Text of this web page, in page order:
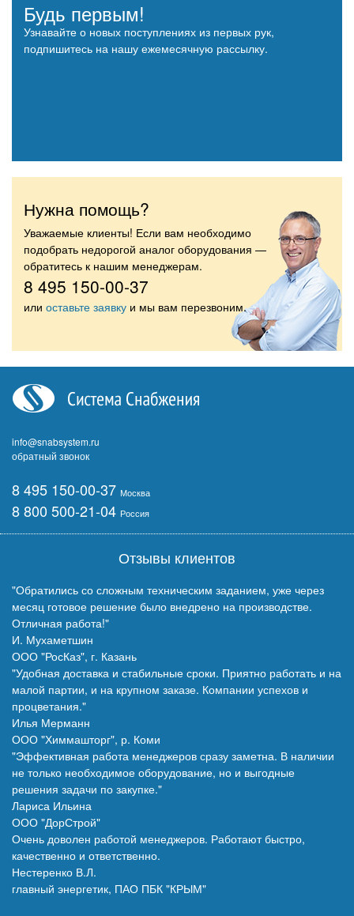
Будь первым!
Узнавайте о новых поступлениях из первых рук,
подпишитесь на нашу ежемесячную рассылку.
Нужна помощь?
Уважаемые клиенты! Если вам необходимо
подобрать недорогой аналог оборудования —
обратитесь к нашим менеджерам.
8 495 150-00-37
или оставьте заявку и мы вам перезвоним.
info@snabsystem.ru
обратный звонок
8 495 150-00-37 Москва
8 800 500-21-04 Россия
Отзывы клиентов
"Обратились со сложным техническим заданием, уже через
месяц готовое решение было внедрено на производстве.
Отличная работа!"
И. Мухаметшин
ООО "РосКаз", г. Казань
"Удобная доставка и стабильные сроки. Приятно работать и на
малой партии, и на крупном заказе. Компании успехов и
процветания."
Илья Мерманн
ООО "Химмашторг", р. Коми
"Эффективная работа менеджеров сразу заметна. В наличии
не только необходимое оборудование, но и выгодные
решения задачи по закупке."
Лариса Ильина
ООО "ДорСтрой"
Очень доволен работой менеджеров. Работают быстро,
качественно и ответственно.
Нестеренко В.Л.
главный энергетик, ПАО ПБК "КРЫМ"